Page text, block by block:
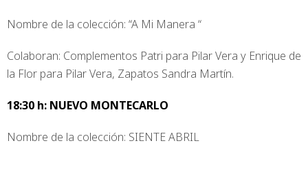
Nombre de la colección: “A Mi Manera “
Colaboran: Complementos Patri para Pilar Vera y Enrique de
la Flor para Pilar Vera, Zapatos Sandra Martín.
18:30 h: NUEVO MONTECARLO
Nombre de la colección: SIENTE ABRIL